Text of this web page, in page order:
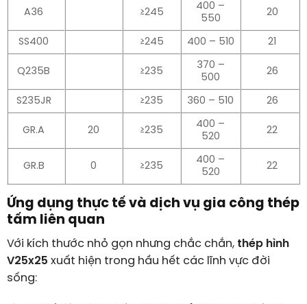
A36 ≥245
400 –
550
20
SS400 ≥245 400 – 510 21
Q235B ≥235
370 –
500
26
S235JR ≥235 360 – 510 26
GR.A 20 ≥235
400 –
520
22
GR.B 0 ≥235
400 –
520
22
Ứng dụng thực tế và dịch vụ gia công thép
tấm liên quan
Với kích thước nhỏ gọn nhưng chắc chắn, thép hình
V25x25 xuất hiện trong hầu hết các lĩnh vực đời
sống: